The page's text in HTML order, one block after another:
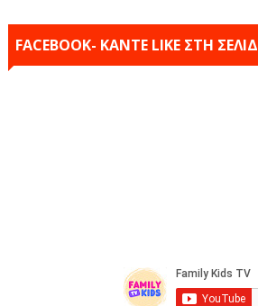
FACEBOOK- KANTE LIKE ΣΤΗ